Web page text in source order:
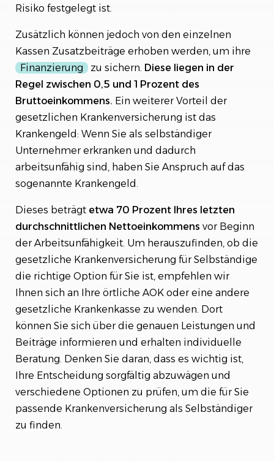
Risiko festgelegt ist.
Zusätzlich können jedoch von den einzelnen
Kassen Zusatzbeiträge erhoben werden, um ihre
Finanzierung
zu sichern. Diese liegen in der
Regel zwischen 0,5 und 1 Prozent des
Bruttoeinkommens. Ein weiterer Vorteil der
gesetzlichen Krankenversicherung ist das
Krankengeld: Wenn Sie als selbständiger
Unternehmer erkranken und dadurch
arbeitsunfähig sind, haben Sie Anspruch auf das
sogenannte Krankengeld.
Dieses beträgt etwa 70 Prozent Ihres letzten
durchschnittlichen Nettoeinkommens vor Beginn
der Arbeitsunfähigkeit. Um herauszufinden, ob die
gesetzliche Krankenversicherung für Selbständige
die richtige Option für Sie ist, empfehlen wir
Ihnen sich an Ihre örtliche AOK oder eine andere
gesetzliche Krankenkasse zu wenden. Dort
können Sie sich über die genauen Leistungen und
Beiträge informieren und erhalten individuelle
Beratung. Denken Sie daran, dass es wichtig ist,
Ihre Entscheidung sorgfältig abzuwägen und
verschiedene Optionen zu prüfen, um die für Sie
passende Krankenversicherung als Selbständiger
zu finden.